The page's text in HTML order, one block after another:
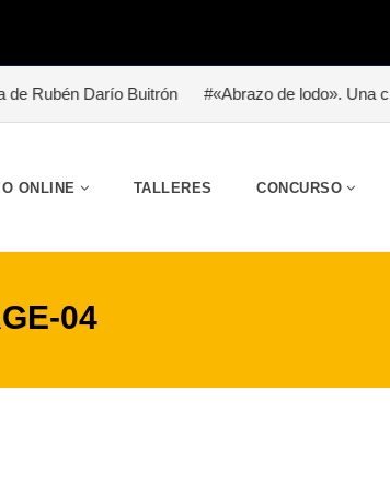
Darío Buitrón #«Abrazo de lodo». Una
ONLINE TALLERES CONCURSO
04